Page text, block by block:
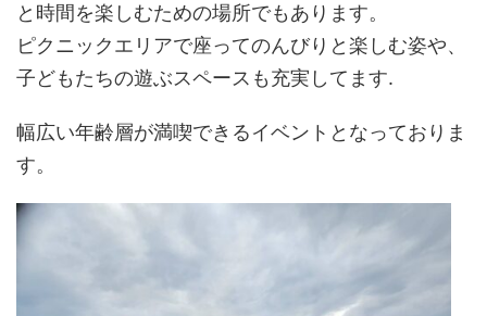
と時間を楽しむための場所でもあります。
ピクニックエリアで座ってのんびりと楽しむ姿や、
子どもたちの遊ぶスペースも充実してます.
幅広い年齢層が満喫できるイベントとなっておりま
す。